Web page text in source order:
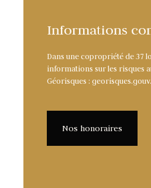
Informations
Dans une copropriété de 37
informations sur les risques
Géorisques :
Nos honoraires